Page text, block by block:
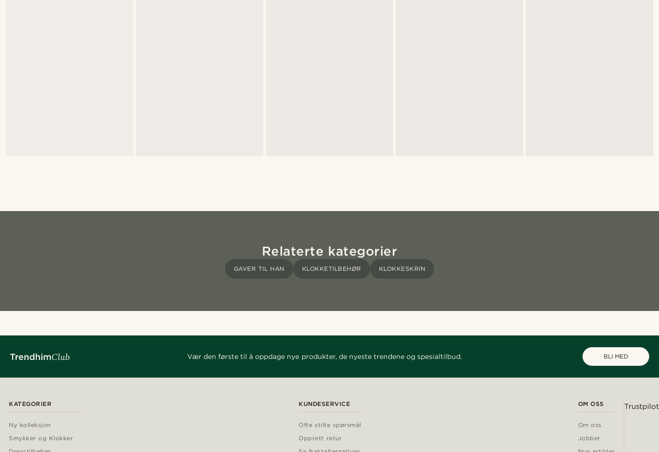
Relaterte kategorier
GAVER TIL HAN KLOKKETILBEHØR KLOKKESKRIN
Vær den første til å oppdage nye produkter, de nyeste trendene og spesialtilbud. BLI MED
KATEGORIER
Ny kolleksjon
Smykker og Klokker
KUNDESERVICE
Ofte stilte spørsmål
Opprett retur
OM OSS
Om oss
Jobber
Trustpilot